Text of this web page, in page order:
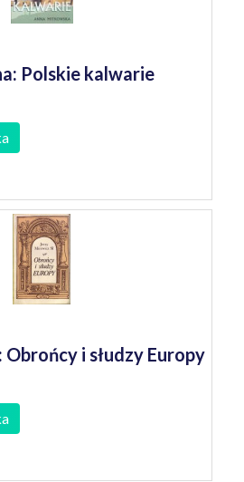
Polskie kalwarie
i słudzy Europy